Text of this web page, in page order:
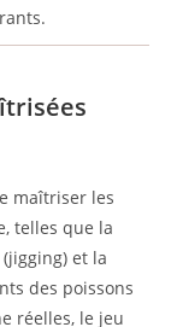
maîtriser les
telles que la
et la
des poissons
réelles, le jeu